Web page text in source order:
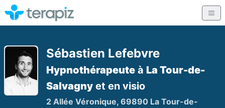
Sébastien Lefebvre
Hypnothérapeuteà La Tour-de-
Salvagnyet en visio
2 Allée Véronique, 69890 La Tour-de-